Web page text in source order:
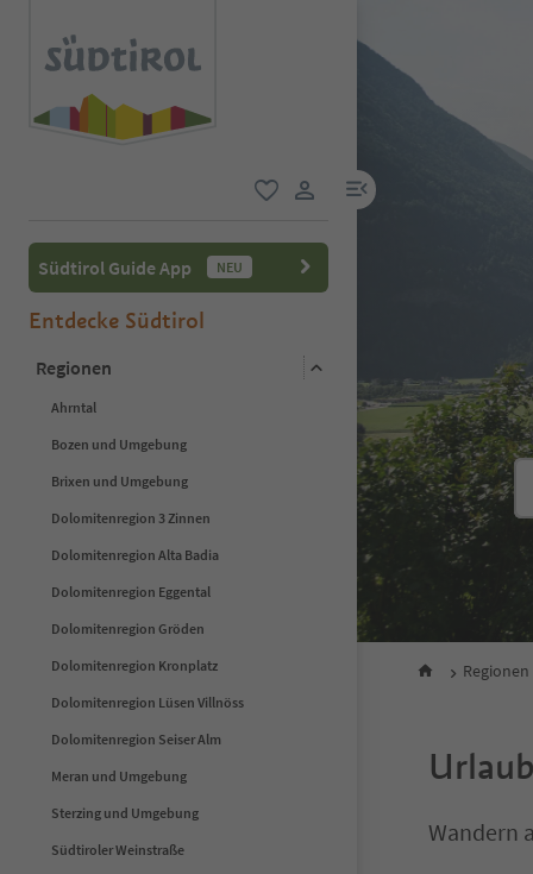
user link
menu link
Südtirol Guide App NEU
Entdecke Südtirol
Regionen
Ahrntal
Bozen und Umgebung
Brixen und Umgebung
Dolomitenregion 3 Zinnen
Dolomitenregion Alta Badia
Dolomitenregion Eggental
Dolomitenregion Gröden
Dolomitenregion Kronplatz
Dolomitenregion Lüsen Villnöss
Dolomitenregion Seiser Alm
Meran und Umgebung
Sterzing und Umgebung
Südtiroler Weinstraße
Regionen
Wandern